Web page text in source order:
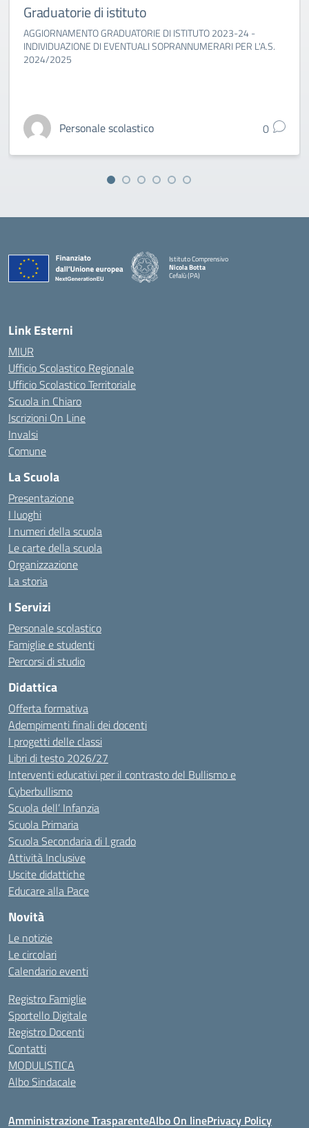
Graduatorie di istituto
AGGIORNAMENTO GRADUATORIE DI ISTITUTO 2023-24 -
INDIVIDUAZIONE DI EVENTUALI SOPRANNUMERARI PER L'A.S.
2024/2025
Personale scolastico 0
Istituto Comprensivo
Nicola Botta
Cefalù (PA)
Link Esterni
MIUR
Ufficio Scolastico Regionale
Ufficio Scolastico Territoriale
Scuola in Chiaro
Iscrizioni On Line
Invalsi
Comune
La Scuola
Presentazione
I luoghi
I numeri della scuola
Le carte della scuola
Organizzazione
La storia
I Servizi
Personale scolastico
Famiglie e studenti
Percorsi di studio
Didattica
Offerta formativa
Adempimenti finali dei docenti
I progetti delle classi
Libri di testo 2026/27
Interventi educativi per il contrasto del Bullismo e
Cyberbullismo
Scuola dell’ Infanzia
Scuola Primaria
Scuola Secondaria di I grado
Attività Inclusive
Uscite didattiche
Educare alla Pace
Novità
Le notizie
Le circolari
Calendario eventi
Registro Famiglie
Sportello Digitale
Registro Docenti
Contatti
MODULISTICA
Albo Sindacale
Amministrazione TrasparenteAlbo On linePrivacy Policy